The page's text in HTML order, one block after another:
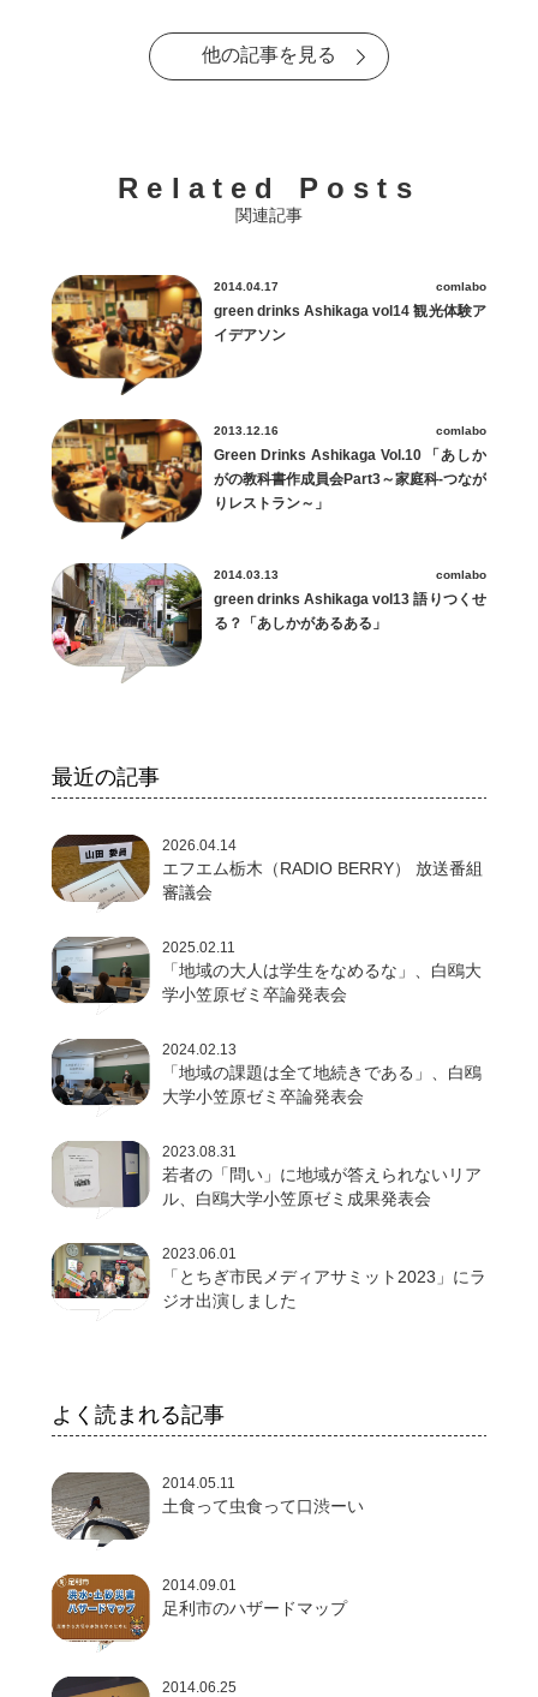
他の記事を見る
Related Posts
関連記事
2014.04.17
green drinks Ashikaga vol14 観光体験ア
イデアソン
comlabo
2013.12.16
Green Drinks Ashikaga Vol.10 「あしか
がの教科書作成員会Part3～家庭科-つなが
りレストラン～」
comlabo
2014.03.13
green drinks Ashikaga vol13 語りつくせ
る？「あしかがあるある」
comlabo
最近の記事
2026.04.14
エフエム栃木（RADIO BERRY） 放送番組
審議会
2025.02.11
「地域の大人は学生をなめるな」、白鴎大
学小笠原ゼミ卒論発表会
2024.02.13
「地域の課題は全て地続きである」、白鴎
大学小笠原ゼミ卒論発表会
2023.08.31
若者の「問い」に地域が答えられないリア
ル、白鴎大学小笠原ゼミ成果発表会
2023.06.01
「とちぎ市民メディアサミット2023」にラ
ジオ出演しました
よく読まれる記事
2014.05.11
土食って虫食って口渋ーい
2014.09.01
足利市のハザードマップ
2014.06.25